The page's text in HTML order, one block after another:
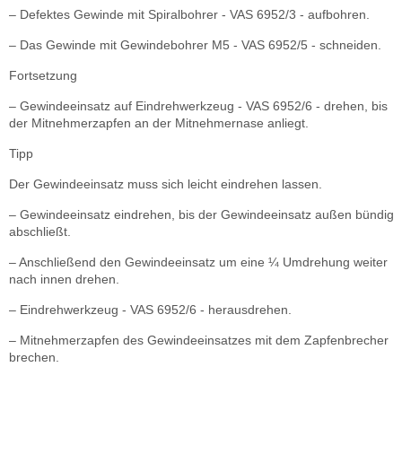
– Defektes Gewinde mit Spiralbohrer - VAS 6952/3 - aufbohren.
– Das Gewinde mit Gewindebohrer M5 - VAS 6952/5 - schneiden.
Fortsetzung
– Gewindeeinsatz auf Eindrehwerkzeug - VAS 6952/6 - drehen, bis
der Mitnehmerzapfen an der Mitnehmernase anliegt.
Tipp
Der Gewindeeinsatz muss sich leicht eindrehen lassen.
– Gewindeeinsatz eindrehen, bis der Gewindeeinsatz außen bündig
abschließt.
– Anschließend den Gewindeeinsatz um eine ¼ Umdrehung weiter
nach innen drehen.
– Eindrehwerkzeug - VAS 6952/6 - herausdrehen.
– Mitnehmerzapfen des Gewindeeinsatzes mit dem Zapfenbrecher
brechen.